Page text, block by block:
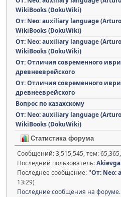
WikiBooks (DokuWiki)
От: Neo: auxiliary language
WikiBooks (DokuWiki)
От: Neo: auxiliary language
WikiBooks (DokuWiki)
От: Отличия современного
древнееврейского
От: Отличия современного
древнееврейского
Вопрос по казахскому
От: Neo: auxiliary language
WikiBooks (DokuWiki)
Статистика форума
Сообщений: 3,515,545, тем:
Последний пользователь:
Последнее сообщение:"От: Neo:
13:29)
Последние сообщения на форуме.